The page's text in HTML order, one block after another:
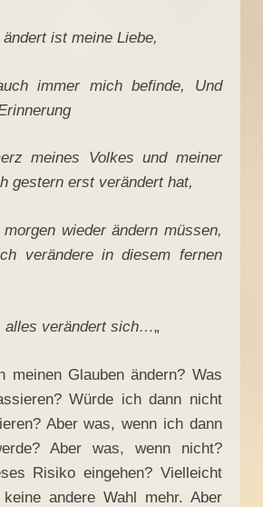
ist meine Liebe,
immer mich befinde, Und
meines Volkes und meiner
gestern erst verändert hat,
wieder ändern müssen,
verändere in diesem fernen
alles verändert sich…„
meinen Glauben ändern? Was
Würde ich dann nicht
Aber was, wenn ich dann
Aber was, wenn nicht?
Risiko eingehen? Vielleicht
andere Wahl mehr. Aber